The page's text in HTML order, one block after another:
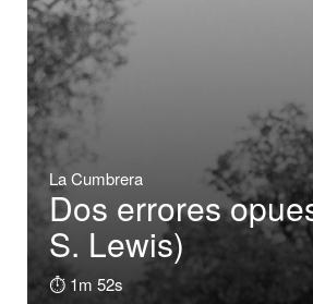
La Cumbrera
Dos errores
S. Lewis)
⏱️ 1m 52s